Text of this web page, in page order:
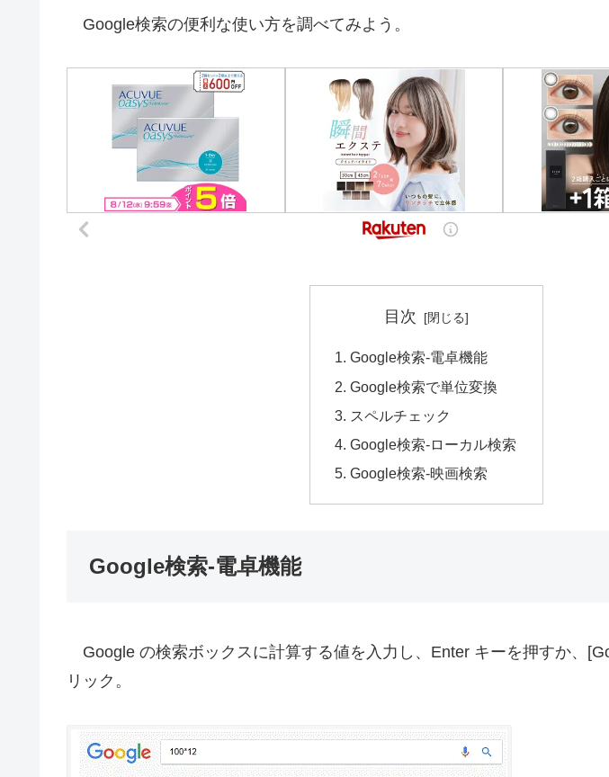
Google検索の便利な使い方を調べてみよう。
目次
Google検索-電卓機能
Google検索で単位変換
スペルチェック
Google検索-ローカル検索
Google検索-映画検索
Google検索-電卓機能
Google の検索ボックスに計算する値を入力し、Enter キーを押すか、
リック。